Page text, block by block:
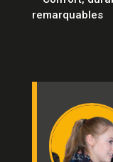
remarquables